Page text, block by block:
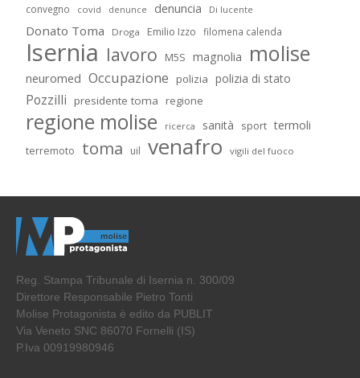
convegno covid denunce denuncia Di lucente
Donato Toma Droga Emilio Izzo filomena calenda
Isernia lavoro M5S magnolia molise
neuromed Occupazione polizia polizia di stato
Pozzilli presidente toma regione
regione molise ricerca sanità sport termoli
terremoto toma uil venafro vigili del fuoco
Reg. Stampa Tribunale di Isernia n. 300/09
Direttore Responsabile Pietro Tonti
Molise Protagonista è edito da PUBLIT
Via Veneto SNC 86070 Fornelli (IS)
P.Iva 00919980946